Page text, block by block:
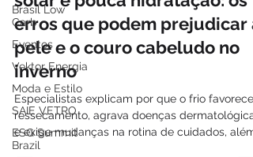
Brasil Low
Carb
Eventos
Vektor Energia
Moda e Estilo
SAIE VETRO
ESG Summit
Brazil
Banho quente, menos
solar e pouca hidratação: os
erros que podem prejudicar a
pele e o couro cabeludo no
inverno
Especialistas explicam por que o frio favorece
ressecamento, agrava doenças